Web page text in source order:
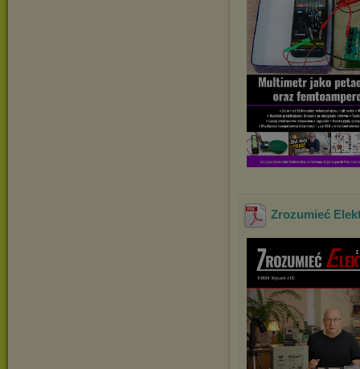
Zrozumieć